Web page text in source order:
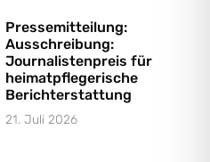
Pressemitteilung:
Ausschreibung:
Journalistenpreis für
heimatpflegerische
Berichterstattung
21. Juli 2026